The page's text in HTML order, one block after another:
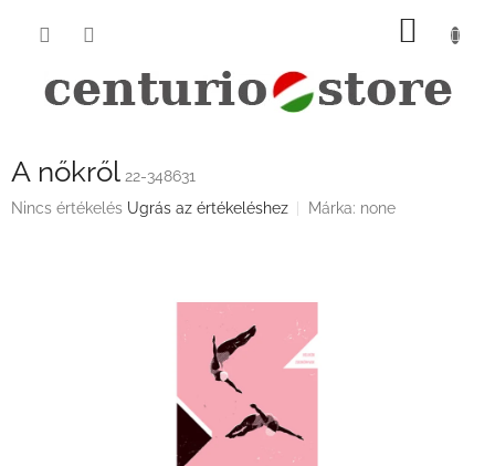
KOSÁR
A nőkről 22-348631
A
Nincs értékelés Ugrás az értékeléshez Márka: none